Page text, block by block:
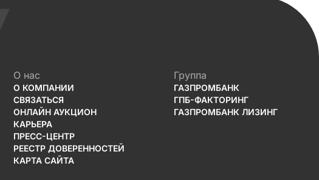
О нас
О КОМПАНИИ
СВЯЗАТЬСЯ
ОНЛАЙН АУКЦИОН
КАРЬЕРА
ПРЕСС-ЦЕНТР
РЕЕСТР ДОВЕРЕННОСТЕЙ
КАРТА САЙТА
Группа
ГАЗПРОМБАНК
ГПБ-ФАКТОРИНГ
ГАЗПРОМБАНК ЛИЗИНГ